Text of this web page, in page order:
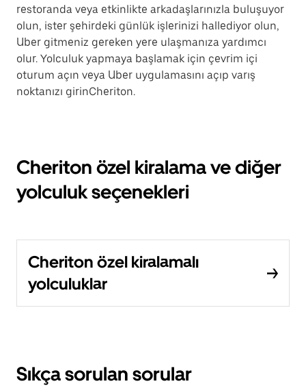
restoranda veya etkinlikte arkadaşlarınızla buluşuyor
olun, ister şehirdeki günlük işlerinizi hallediyor olun,
Uber gitmeniz gereken yere ulaşmanıza yardımcı
olur. Yolculuk yapmaya başlamak için çevrim içi
oturum açın veya Uber uygulamasını açıp varış
noktanızı girinCheriton.
Cheriton özel kiralama ve diğer
yolculuk seçenekleri
Cheriton özel kiralamalı
yolculuklar
Sıkça sorulan sorular